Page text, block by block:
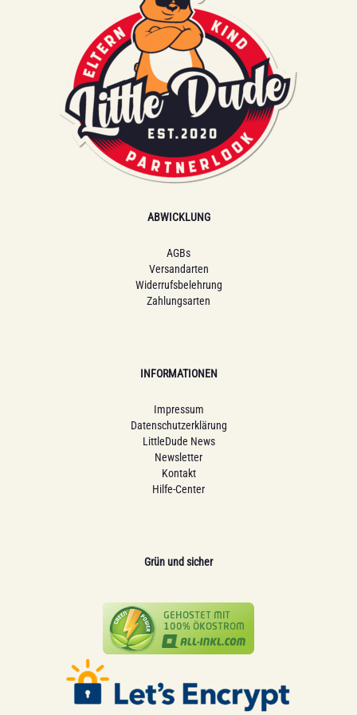
ABWICKLUNG
AGBs
Versandarten
Widerrufsbelehrung
Zahlungsarten
INFORMATIONEN
Impressum
Datenschutzerklärung
LittleDude News
Newsletter
Kontakt
Hilfe-Center
Grün und sicher